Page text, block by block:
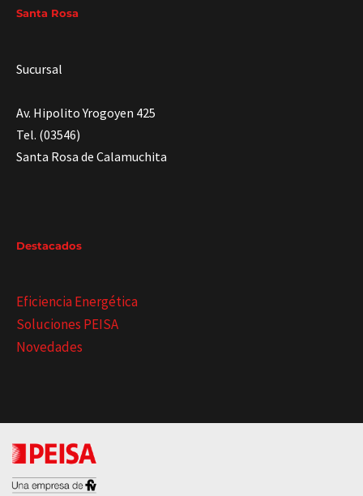
Santa Rosa
Sucursal
Av. Hipolito Yrogoyen 425
Tel. (03546)
Santa Rosa de Calamuchita
Destacados
Eficiencia Energética
Soluciones PEISA
Novedades